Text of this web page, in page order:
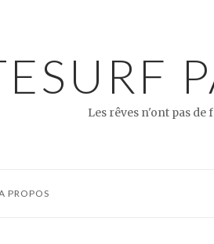
Les rêves n'ont pas de
PROPOS